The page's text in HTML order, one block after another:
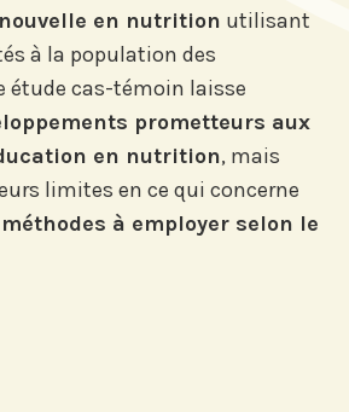
en nutrition utilisant
à la population des
étude cas-témoin laisse
prometteurs aux
en nutrition, mais
limites en ce qui concerne
à employer selon le